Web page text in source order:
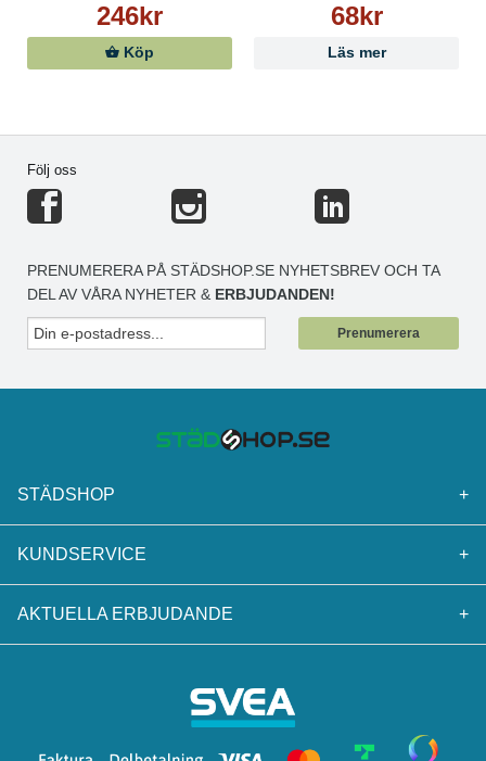
246kr
Köp
68kr
Läs mer
Följ oss
PRENUMERERA PÅ STÄDSHOP.SE NYHETSBREV OCH TA
DEL AV VÅRA NYHETER & ERBJUDANDEN!
Prenumerera
STÄDSHOP +
KUNDSERVICE +
AKTUELLA ERBJUDANDE +